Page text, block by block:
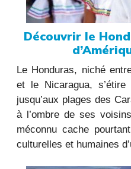
Découvrir le
Le Honduras, niché
et le Nicaragua, s’étire
jusqu’aux plages des
à l’ombre de ses
méconnu cache
culturelles et humaines